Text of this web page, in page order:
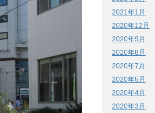
2021年1月
2020年12月
2020年9月
2020年8月
2020年7月
2020年5月
2020年4月
2020年3月